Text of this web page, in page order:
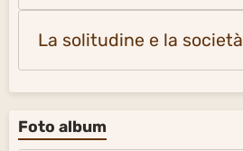
La solitudine e la società
Foto album